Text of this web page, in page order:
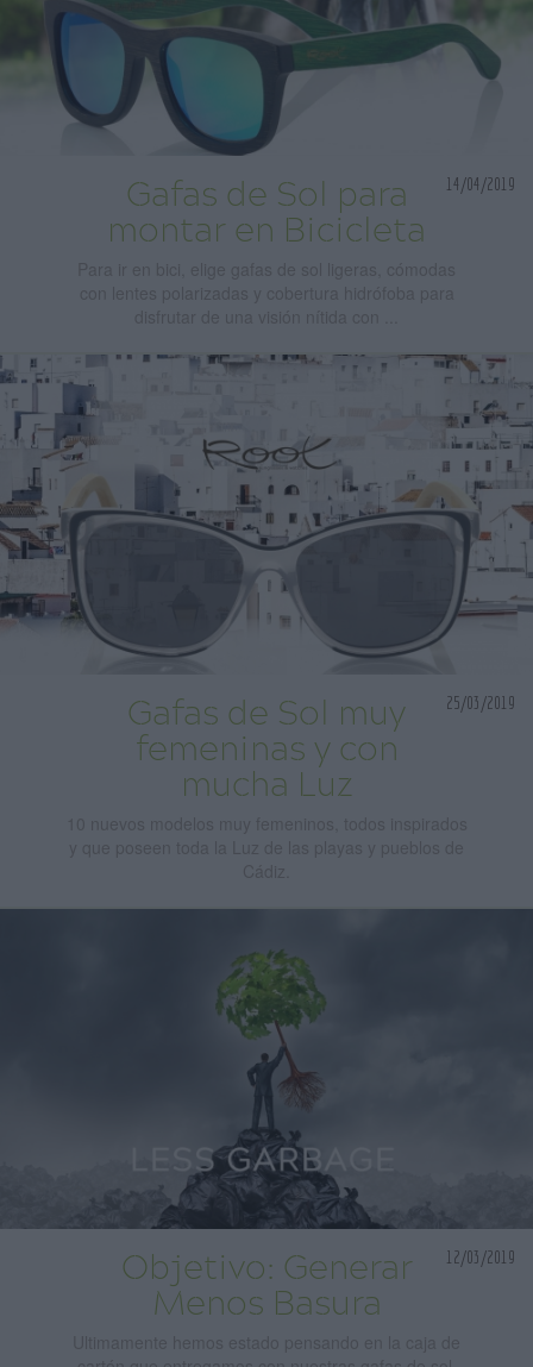
14/04/2019
Gafas de Sol para
montar en Bicicleta
25/03/2019
Gafas de Sol muy
femeninas y con
mucha Luz
12/03/2019
Objetivo: Generar
Menos Basura